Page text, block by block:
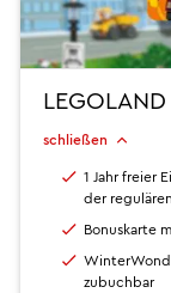
schließen
1 Jahr freier
der
Bonuskarte
zubuchbar